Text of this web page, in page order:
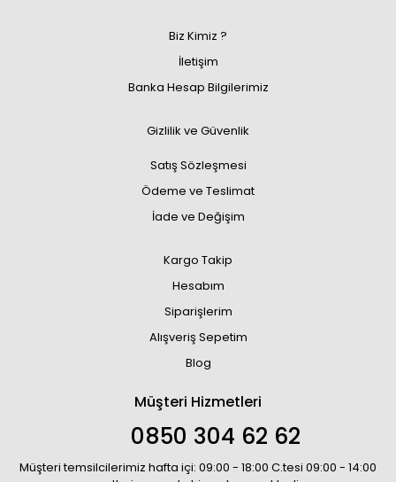
Biz Kimiz ?
İletişim
Banka Hesap Bilgilerimiz
Gizlilik ve Güvenlik
Satış Sözleşmesi
Ödeme ve Teslimat
İade ve Değişim
Kargo Takip
Hesabım
Siparişlerim
Alışveriş Sepetim
Blog
Müşteri Hizmetleri
0850 304 62 62
Müşteri temsilcilerimiz hafta içi: 09:00 - 18:00 C.tesi 09:00 - 14:00